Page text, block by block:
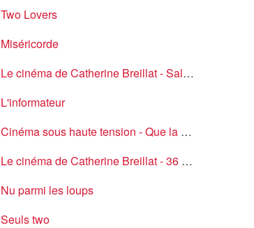
Two Lovers
Miséricorde
Le cinéma de Catherine Breillat - Sale comme un ange
L'informateur
Cinéma sous haute tension - Que la bête meure
Le cinéma de Catherine Breillat - 36 fillette
Nu parmi les loups
Seuls two